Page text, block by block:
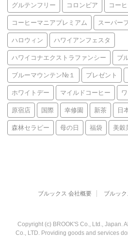
グルテンフリー コロンビア コー
コーヒーマニアプレミアム スーパー
ハロウィン ハワイアンフェスタ
ハワイコナエクストラファンシー ブ
ブルーマウンテン№１ プレゼント
ホワイトデー マイルドコーヒー
原宿店 国際 幸修園 新茶 日
森林セラピー 母の日 福袋 美穀
ブルックス 会社概要 ブルッ
Copyright (c) BROOK'S Co., Ltd., Japan.
Co., LTD. Providing goods and services